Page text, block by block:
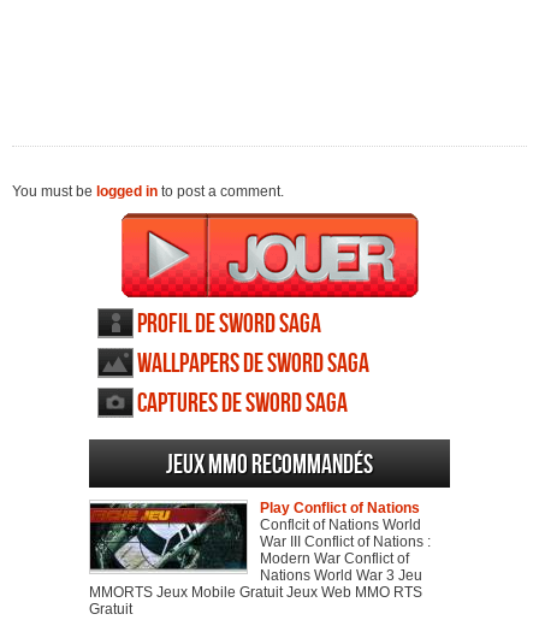
You must be logged in to post a comment.
Profil de Sword Saga
Wallpapers de Sword Saga
Captures de Sword Saga
Jeux MMO recommandés
Play Conflict of Nations
Conflcit of Nations World
War III Conflict of Nations :
Modern War Conflict of
Nations World War 3 Jeu
MMORTS Jeux Mobile Gratuit Jeux Web MMO RTS
Gratuit